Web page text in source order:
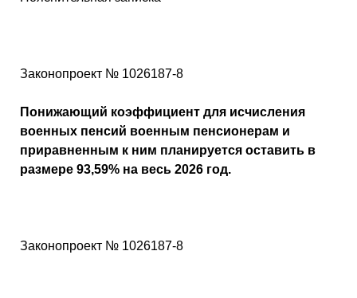
Законопроект № 1026187-8
Понижающий коэффициент для исчисления
военных пенсий военным пенсионерам и
приравненным к ним планируется оставить в
размере 93,59% на весь 2026 год.
Законопроект № 1026187-8